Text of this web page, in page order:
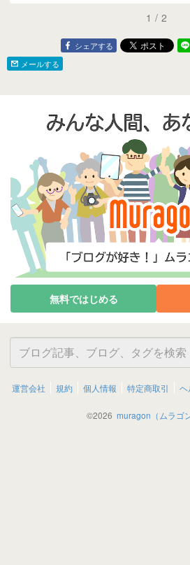
1 / 2
シェアする
メールする
無料ではじめる
運営会社 規約 個人情報 特定商取引 ヘ
©2026 muragon（ムラゴ